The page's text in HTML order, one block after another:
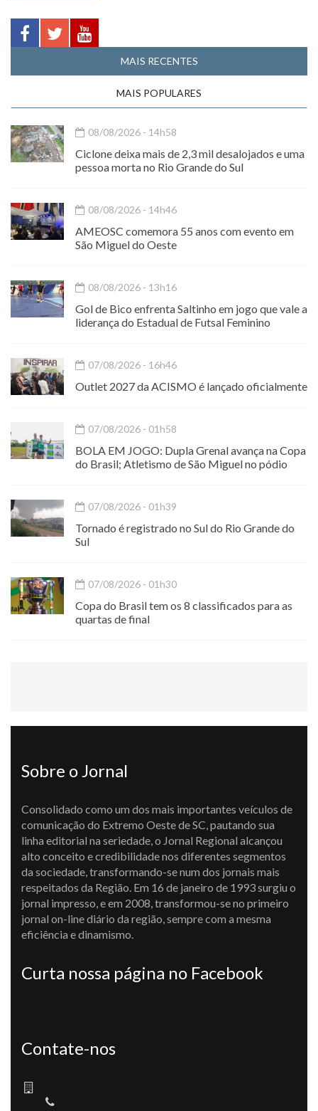
MAIS RECENTES
MAIS POPULARES
08/08/2026 - 14h58
Ciclone deixa mais de 2,3 mil desalojados e uma
pessoa morta no Rio Grande do Sul
08/08/2026 - 14h46
AMEOSC comemora 55 anos com evento em
São Miguel do Oeste
08/08/2026 - 13h16
Gol de Bico enfrenta Saltinho em jogo que vale a
liderança do Estadual de Futsal Feminino
07/08/2026 - 16h46
Outlet 2027 da ACISMO é lançado oficialmente
07/08/2026 - 01h58
BOLA EM JOGO: Dupla Grenal avança na Copa
do Brasil; Atletismo de São Miguel no pódio
07/08/2026 - 01h39
Tornado é registrado no Sul do Rio Grande do
Sul
07/08/2026 - 01h30
Copa do Brasil tem os 8 classificados para as
quartas de final
Sobre o Jornal
Consolidado como um dos mais importantes veículos de
comunicação do Extremo Oeste de SC, pautando sua
linha editorial na seriedade, o Jornal Regional alcançou
alto conceito e credibilidade nos diferentes segmentos
da sociedade, transformando-se num dos jornais mais
respeitados da Região. Em 16 de janeiro de 1993 surgiu o
jornal impresso, e em 2008, transformou-se no primeiro
jornal on-line diário da região, sempre com a mesma
eficiência e dinamismo.
Curta nossa página no Facebook
Contate-nos